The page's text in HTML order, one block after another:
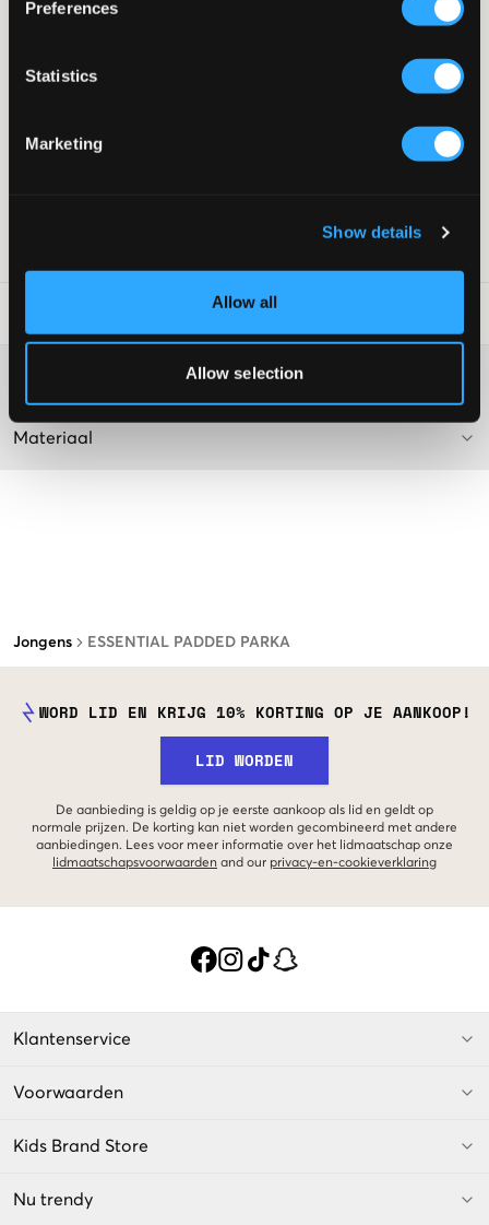
Preferences
Statistics
Marketing
Show details
Allow all
Allow selection
Jongens ESSENTIAL PADDED PARKA
voorkant bevindt zich een ritssluiting samen met het
Capuchon (afneembaar)
Voorzakken met knoop
Materiaal
WORD LID EN KRIJG 10% KORTING OP JE AANKOOP!
LID WORDEN
De aanbieding is geldig op je eerste aankoop als lid en geldt op
normale prijzen. De korting kan niet worden gecombineerd met andere
aanbiedingen. Lees voor meer informatie over het lidmaatschap onze
lidmaatschapsvoorwaarden and our privacy-en-cookieverklaring
Klantenservice
Voorwaarden
Kids Brand Store
Nu trendy